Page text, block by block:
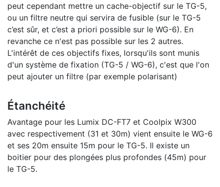
peut cependant mettre un cache-objectif sur le TG-5,
ou un filtre neutre qui servira de fusible (sur le TG-5
c’est sûr, et c’est a priori possible sur le WG-6). En
revanche ce n'est pas possible sur les 2 autres.
L'intérêt de ces objectifs fixes, lorsqu'ils sont munis
d'un système de fixation (TG-5 / WG-6), c'est que l'on
peut ajouter un filtre (par exemple polarisant)
Étanchéité
Avantage pour les Lumix DC-FT7 et Coolpix W300
avec respectivement (31 et 30m) vient ensuite le WG-6
et ses 20m ensuite 15m pour le TG-5. Il existe un
boitier pour des plongées plus profondes (45m) pour
le TG-5.